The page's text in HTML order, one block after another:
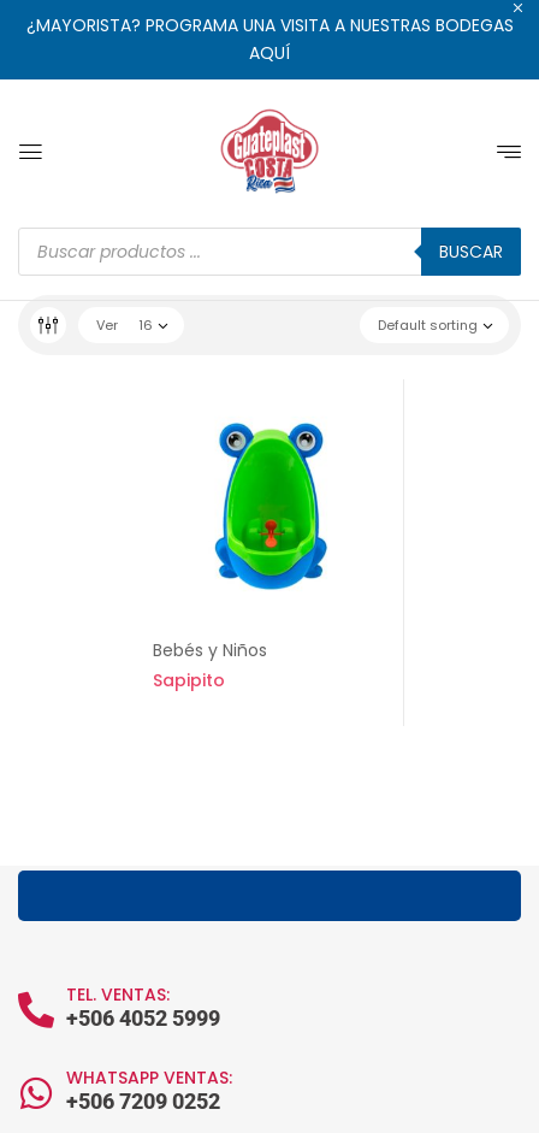
¿MAYORISTA? PROGRAMA UNA VISITA A NUESTRAS BODEGAS
AQUÍ
BUSCAR
Default sorting
Ver 16
Bebés y Niños
Sapipito
TEL. VENTAS:
+506 4052 5999
WHATSAPP VENTAS:
+506 7209 0252